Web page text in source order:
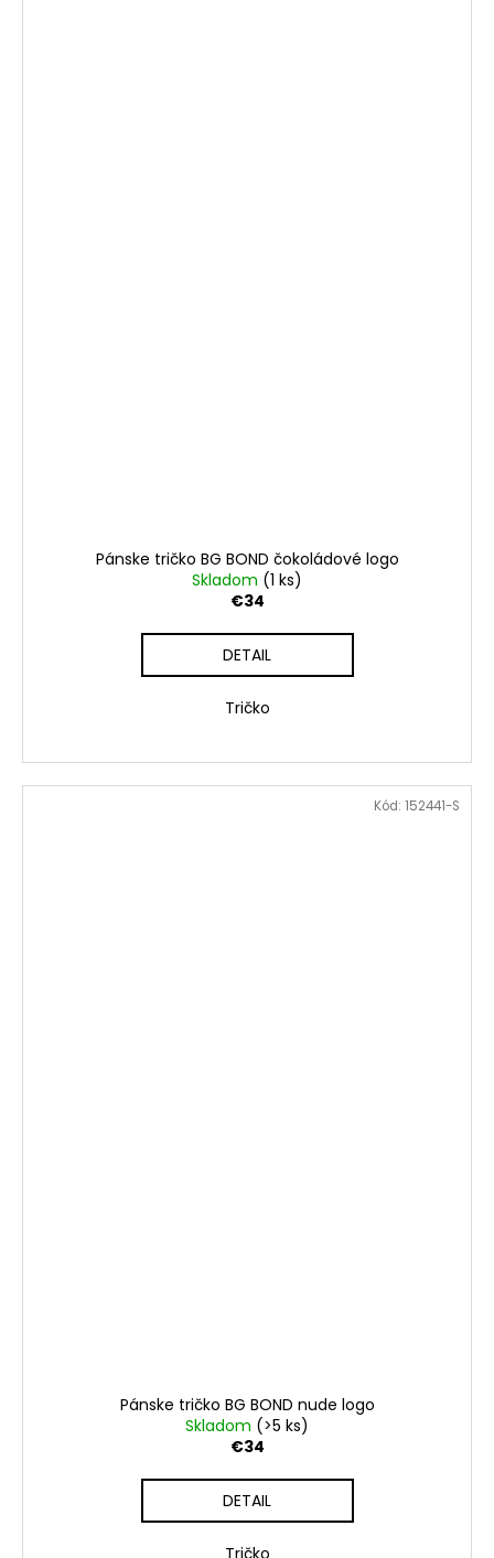
Pánske tričko BG BOND čokoládové logo
Skladom (1 ks)
€34
DETAIL
Tričko
Pánske tričko BG BOND nude logo
Skladom (>5 ks)
€34
DETAIL
Tričko
Kód: 152441-S